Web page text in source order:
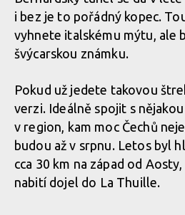
7600 metrů z kopce na 160 km
Report: ALLAROUND 2024 - třídenní
7600 metrů z kopce na 160 km
Report: ALLAROUND 2024 - třídenní
7600 metrů z kopce na 160 km
Report: ALLAROUND 2024 - třídenní
7600 metrů z kopce na 160 km
Report: ALLAROUND 2024 - třídenní
7600 metrů z kopce na 160 km
Report: ALLAROUND 2024 - třídenní
7600 metrů z kopce na 160 km
i bez je to pořádný kopec.
vyhnete italskému mýtu, ale
švýcarskou známku.
Pokud už jedete takovou
verzi. Ideálně spojit s
v region, kam moc Čechů
budou až v srpnu. Letos byl
cca 30 km na západ od
nabití dojel do La Thuille.